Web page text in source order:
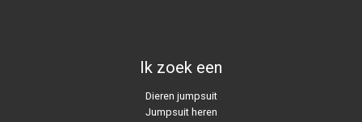
Ik zoek een
Dieren jumpsuit
Jumpsuit heren